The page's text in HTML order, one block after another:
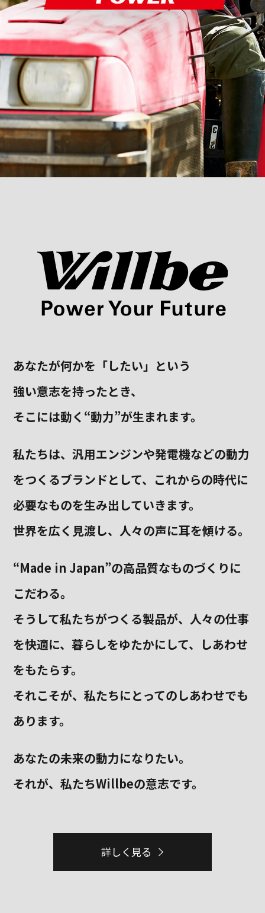
あなたが何かを「したい」という
強い意志を持ったとき、
そこには動く“動力”が生まれます。
私たちは、汎用エンジンや発電機などの動力
をつくるブランドとして、 これからの時代に
必要なものを生み出していきます。
世界を広く見渡し、人々の声に耳を傾ける。
“Made in Japan”の高品質なものづくりに
こだわる。
そうして私たちがつくる製品が、人々の仕事
を快適に、暮らしをゆたかにして、しあわせ
をもたらす。
それこそが、私たちにとってのしあわせでも
あります。
あなたの未来の動力になりたい。
それが、私たちWillbeの意志です。
詳しく見る